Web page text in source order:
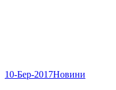
10-Бер-2017Новини